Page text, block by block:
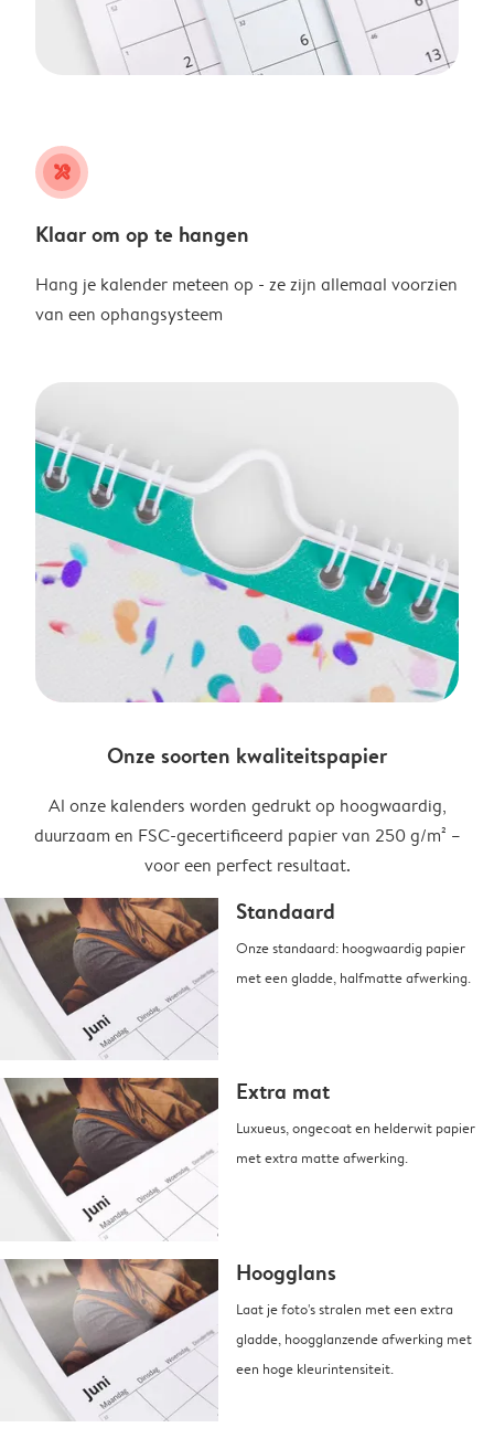
tools
Klaar om op te hangen
Hang je kalender meteen op - ze zijn allemaal voorzien
van een ophangsysteem
Onze soorten kwaliteitspapier
Al onze kalenders worden gedrukt op hoogwaardig,
duurzaam en FSC-gecertificeerd papier van 250 g/m² –
voor een perfect resultaat.
Standaard
Onze standaard: hoogwaardig papier
met een gladde, halfmatte afwerking.
Extra mat
Luxueus, ongecoat en helderwit papier
met extra matte afwerking.
Hoogglans
Laat je foto's stralen met een extra
gladde, hoogglanzende afwerking met
een hoge kleurintensiteit.